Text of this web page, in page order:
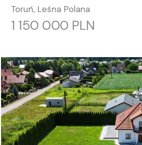
Toruń, Leśna Polana
1 150 000 PLN